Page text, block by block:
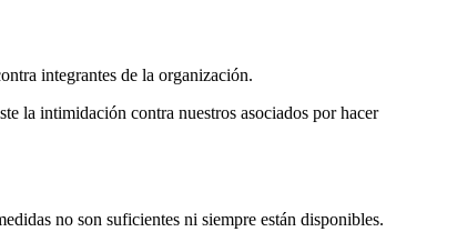
integrantes de la organización.
la intimidación contra nuestros asociados por hacer
no son suficientes ni siempre están disponibles.